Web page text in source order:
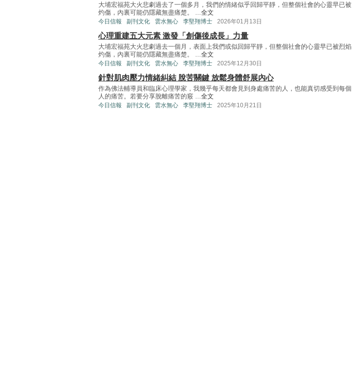
大埔宏福苑大火悲劇過去了一個多月，我們的情緒似乎回歸平靜，但整個社會的心靈早已被
灼傷，內裏可能仍隱藏無盡痛楚。 ...全文
今日信報 副刊文化 雲水無心 李堅翔博士 2026年01月13日
心理重建五大元素 激發「創傷後成長」力量
大埔宏福苑大火悲劇過去一個月，表面上我們或似回歸平靜，但整個社會的心靈早已被烈焰
灼傷，內裏可能仍隱藏無盡痛楚。 ...全文
今日信報 副刊文化 雲水無心 李堅翔博士 2025年12月30日
針對肌肉壓力情緒糾結 脫苦關鍵 放鬆身體舒展內心
作為佛法輔導員和臨床心理學家，我幾乎每天都會見到身處痛苦的人，也能真切感受到每個
人的痛苦。若要分享脫離痛苦的竅 ...全文
今日信報 副刊文化 雲水無心 李堅翔博士 2025年10月21日